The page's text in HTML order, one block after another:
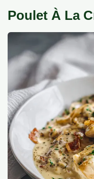
Poulet À La